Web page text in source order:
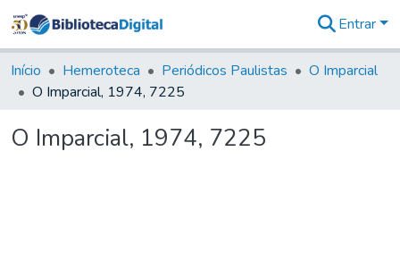
&
Coleções
Tudo na
Digital
Entrar
Início Hemeroteca Periódicos Paulistas
O Imparcial
O Imparcial, 1974, 7225
O Imparcial, 1974, 7225